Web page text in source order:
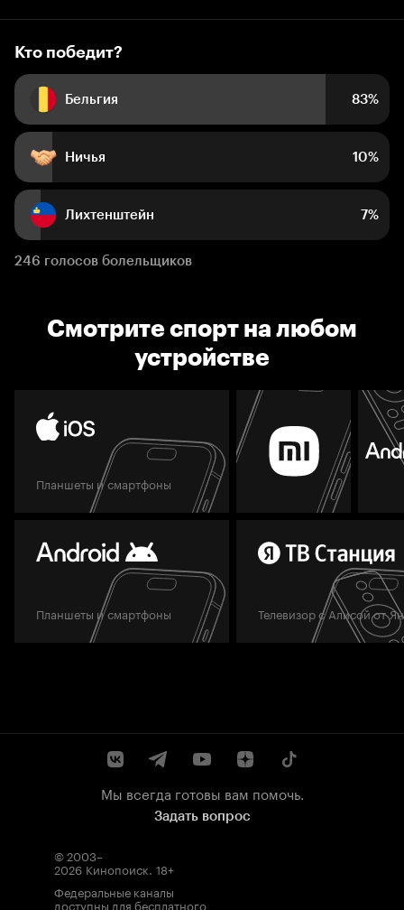
Кто победит?
Бельгия 83%
Ничья 10%
Лихтенштейн 7%
246 голосов болельщиков
Смотрите спорт на любом
устройстве
Планшеты и смартфоны
Планшеты и смартфоны Телевизор с Алисой от
Мы всегда готовы вам помочь.
Задать вопрос
© 2003–
2026 Кинопоиск 18+
Федеральные каналы
доступны для бесплатного